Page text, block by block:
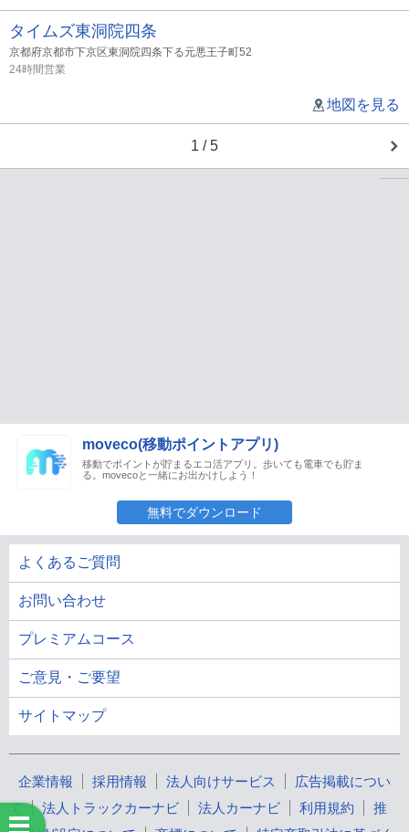
タイムズ東洞院四条
京都府京都市下京区東洞院四条下る元悪王子町52
24時間営業
地図を見る
1 / 5
moveco(移動ポイントアプリ)
移動でポイントが貯まるエコ活アプリ。歩いても電車でも貯ま
る。movecoと一緒にお出かけしよう！
無料でダウンロード
よくあるご質問
お問い合わせ
プレミアムコース
ご意見・ご要望
サイトマップ
企業情報 採用情報 法人向けサービス
広告掲載につい
て
法人トラックカーナビ 法人カーナビ 利用規約
推